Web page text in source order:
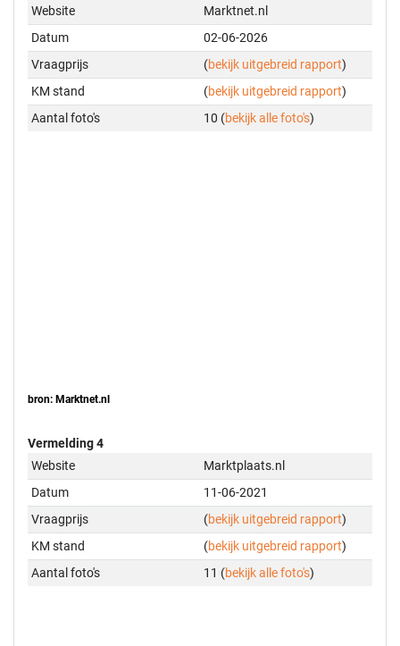
Website
Marktnet.nl
Datum
02-06-2026
Vraagprijs
(bekijk uitgebreid rapport)
KM stand
(bekijk uitgebreid rapport)
Aantal foto's
10 (bekijk alle foto's)
bron: Marktnet.nl
Vermelding 4
Website
Marktplaats.nl
Datum
11-06-2021
Vraagprijs
(bekijk uitgebreid rapport)
KM stand
(bekijk uitgebreid rapport)
Aantal foto's
11 (bekijk alle foto's)